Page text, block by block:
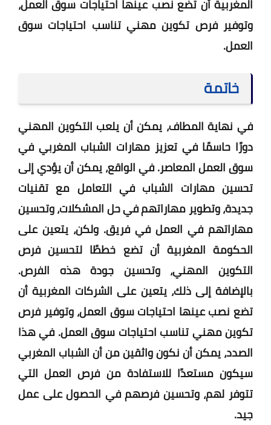
المغربية أن تضع نصب عينها احتياجات سوق العمل،
وتوفير فرص تكوين مهني تناسب احتياجات سوق
العمل.
خاتمة
في نهاية المطاف، يمكن أن يلعب التكوين المهني
دورًا حاسمًا في تعزيز مهارات الشباب المغربي في
سوق العمل المعاصر. في الواقع، يمكن أن يؤدي إلى
تحسين مهارات الشباب في التعامل مع تقنيات
جديدة، وتطوير مهاراتهم في حل المشكلات، وتحسين
مهاراتهم في العمل في فريق. ولكن، يتعين على
الحكومة المغربية أن تضع خططًا لتحسين فرص
التكوين المهني، وتحسين جودة هذه الفرص.
بالإضافة إلى ذلك، يتعين على الشركات المغربية أن
تضع نصب عينها احتياجات سوق العمل، وتوفير فرص
تكوين مهني تناسب احتياجات سوق العمل. في هذا
الصدد، يمكن أن نكون واثقين من أن الشباب المغربي
سيكون مستعدًا للاستفادة من فرص العمل التي
تتوفر لهم، وتحسين فرصهم في الحصول على عمل
جيد.